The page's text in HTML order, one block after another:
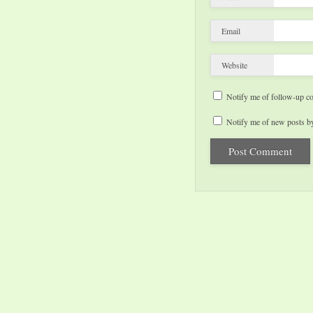
Email
Website
Notify me of follow-up
Notify me of new posts